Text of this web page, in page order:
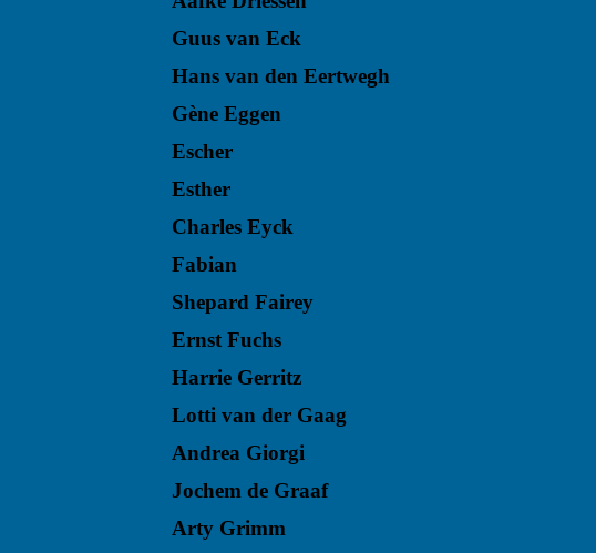
Guus van Eck
Hans van den Eertwegh
Gène Eggen
Escher
Esther
Charles Eyck
Fabian
Shepard Fairey
Ernst Fuchs
Harrie Gerritz
Lotti van der Gaag
Andrea Giorgi
Jochem de Graaf
Arty Grimm